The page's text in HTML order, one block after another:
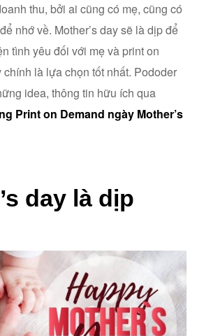
thu, bởi ai cũng có mẹ, cũng có
nhớ về. Mother’s day sẽ là dịp để
tình yêu đối với mẹ và print on
chính là lựa chọn tốt nhất. Pododer
idea, thông tin hữu ích qua
Print on Demand ngày Mother’s
day là dịp